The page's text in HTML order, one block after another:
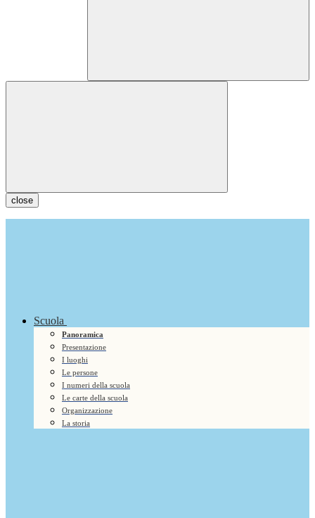
close
Scuola
Panoramica
Presentazione
I luoghi
Le persone
I numeri della scuola
Le carte della scuola
Organizzazione
La storia